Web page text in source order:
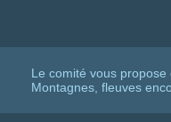
Le comité vous
Montagnes, fleuves